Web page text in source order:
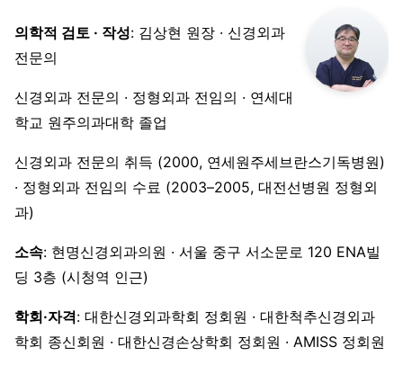
의학적 검토 · 작성: 김상현 원장 · 신경외과
전문의
신경외과 전문의 · 정형외과 전임의 · 연세대
학교 원주의과대학 졸업
신경외과 전문의 취득 (2000, 연세원주세브란스기독병원)
· 정형외과 전임의 수료 (2003–2005, 대전선병원 정형외
과)
소속: 현명신경외과의원 · 서울 중구 서소문로 120 ENA빌
딩 3층 (시청역 인근)
학회·자격: 대한신경외과학회 정회원 · 대한척추신경외과
학회 종신회원 · 대한신경손상학회 정회원 · AMISS 정회원